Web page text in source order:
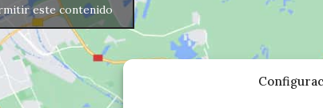
este contenido